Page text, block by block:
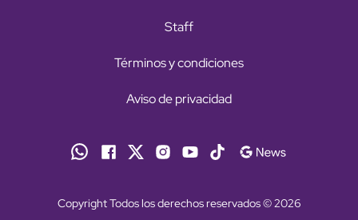
Staff
Términos y condiciones
Aviso de privacidad
Copyright Todos los derechos reservados © 2026